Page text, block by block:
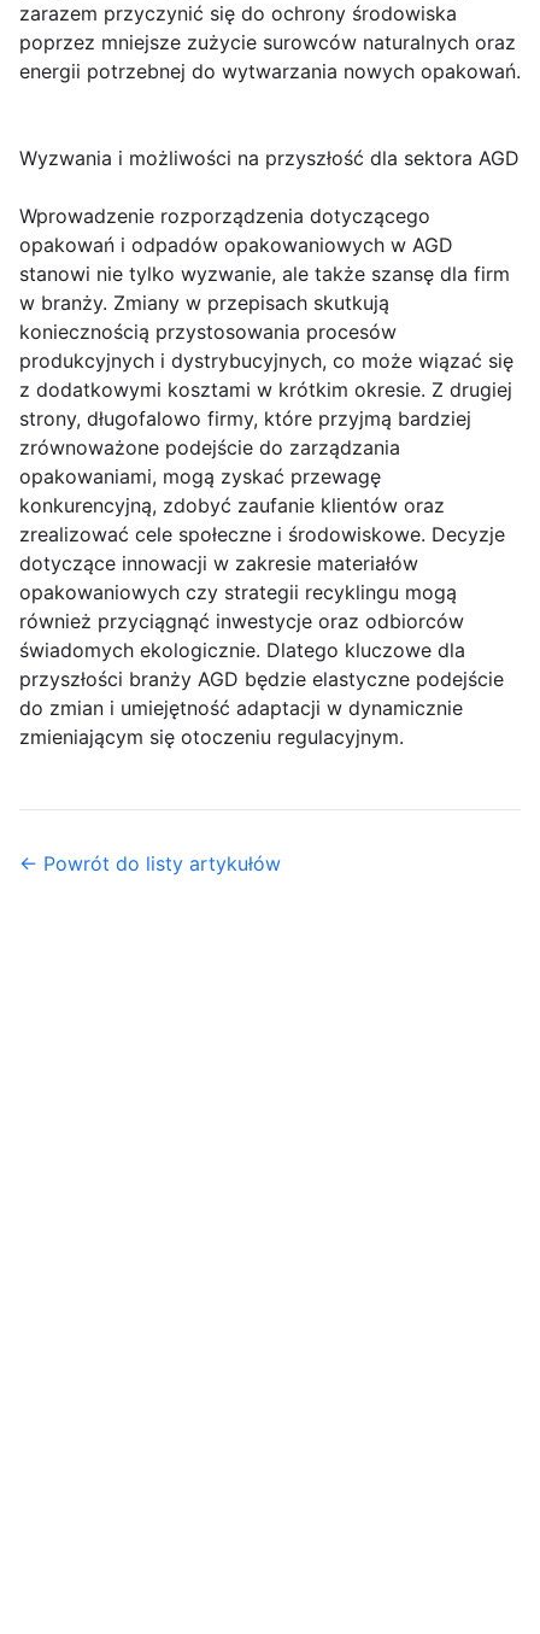
zarazem przyczynić się do ochrony środowiska
poprzez mniejsze zużycie surowców naturalnych oraz
energii potrzebnej do wytwarzania nowych opakowań.
Wyzwania i możliwości na przyszłość dla sektora AGD
Wprowadzenie rozporządzenia dotyczącego
opakowań i odpadów opakowaniowych w AGD
stanowi nie tylko wyzwanie, ale także szansę dla firm
w branży. Zmiany w przepisach skutkują
koniecznością przystosowania procesów
produkcyjnych i dystrybucyjnych, co może wiązać się
z dodatkowymi kosztami w krótkim okresie. Z drugiej
strony, długofalowo firmy, które przyjmą bardziej
zrównoważone podejście do zarządzania
opakowaniami, mogą zyskać przewagę
konkurencyjną, zdobyć zaufanie klientów oraz
zrealizować cele społeczne i środowiskowe. Decyzje
dotyczące innowacji w zakresie materiałów
opakowaniowych czy strategii recyklingu mogą
również przyciągnąć inwestycje oraz odbiorców
świadomych ekologicznie. Dlatego kluczowe dla
przyszłości branży AGD będzie elastyczne podejście
do zmian i umiejętność adaptacji w dynamicznie
zmieniającym się otoczeniu regulacyjnym.
← Powrót do listy artykułów